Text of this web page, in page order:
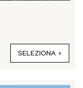
SELEZIONA